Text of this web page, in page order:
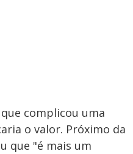
complicou uma
o valor. Próximo da
que "é mais um